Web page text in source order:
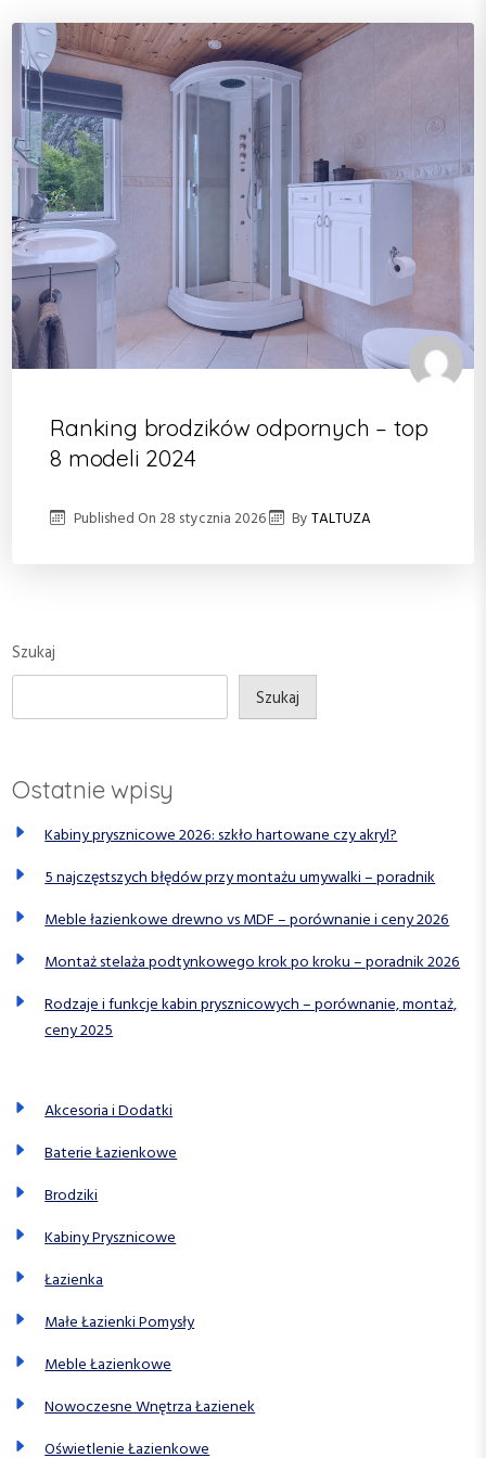
Ranking brodzików odpornych – top
8 modeli 2024
Published On28 stycznia 2026 ByTALTUZA
Szukaj
Szukaj
Ostatnie wpisy
Kabiny prysznicowe 2026: szkło hartowane czy akryl?
5 najczęstszych błędów przy montażu umywalki – poradnik
Meble łazienkowe drewno vs MDF – porównanie i ceny 2026
Montaż stelaża podtynkowego krok po kroku – poradnik 2026
Rodzaje i funkcje kabin prysznicowych – porównanie, montaż,
ceny 2025
Akcesoria i Dodatki
Baterie Łazienkowe
Brodziki
Kabiny Prysznicowe
Łazienka
Małe Łazienki Pomysły
Meble Łazienkowe
Nowoczesne Wnętrza Łazienek
Oświetlenie Łazienkowe